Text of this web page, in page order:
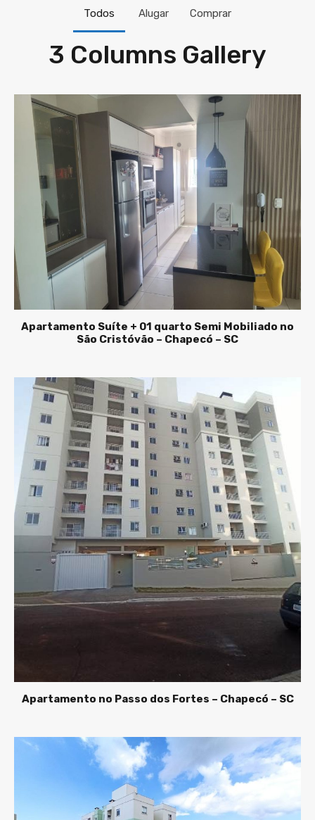
3 Columns Gallery
Todos Alugar Comprar
Apartamento Suíte + 01 quarto Semi Mobiliado no
São Cristóvão – Chapecó – SC
Apartamento no Passo dos Fortes – Chapecó – SC